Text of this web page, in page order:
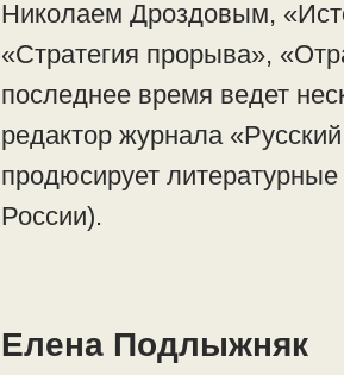
Николаем Дроздовым,
«Стратегия прорыва»,
последнее время ведет
редактор журнала
продюсирует
России).
Елена Подлыжняк